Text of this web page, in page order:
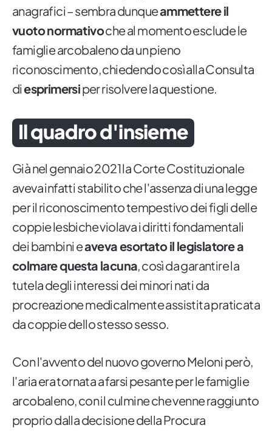
anagrafici – sembra dunqueammettere il
vuoto normativoche al momento esclude le
famiglie arcobaleno da un pieno
riconoscimento, chiedendo così alla Consulta
diesprimersiper risolvere la questione.
Il quadro d'insieme
Già nel gennaio 2021 la Corte Costituzionale
aveva infatti stabilito che l'assenza di una legge
per il riconoscimento tempestivo dei figli delle
coppie lesbiche violava i diritti fondamentali
dei bambini eaveva esortato il legislatore a
colmare questa lacuna, così da garantire la
tutela degli interessi dei minori nati da
procreazione medicalmente assistita praticata
da coppie dello stesso sesso.
Con l'avvento del nuovo governo Meloni però,
l'aria era tornata a farsi pesante per le famiglie
arcobaleno, con il culmine che venne raggiunto
proprio dalla decisione della Procura